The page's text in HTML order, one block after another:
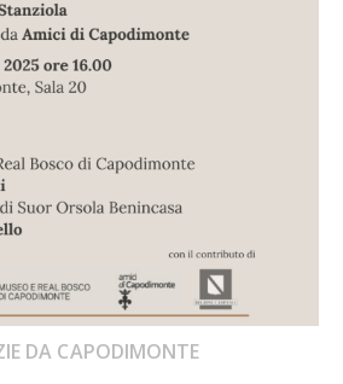
DA CAPODIMONTE